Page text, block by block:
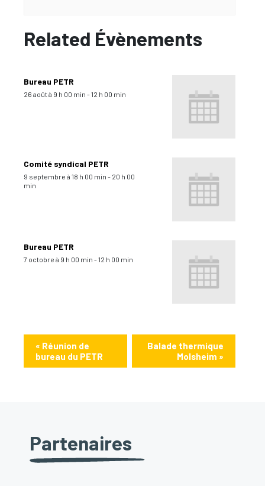
Related Évènements
Bureau PETR
26 août à 9 h 00 min -12 h 00 min
Comité syndical PETR
9 septembre à 18 h 00 min - 20 h 00
min
Bureau PETR
7 octobre à 9 h 00 min -12 h 00 min
« Réunion de
bureau du PETR
Balade thermique
Molsheim »
Partenaires